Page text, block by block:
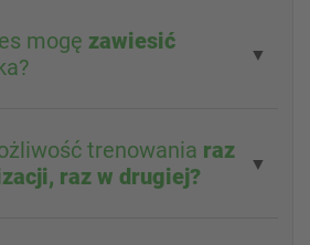
mogę zawiesić
▼
trenowania raz
raz w drugiej?
▼